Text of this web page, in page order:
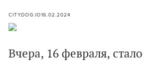
CITYDOG.IO16.02.2024
Вчера, 16 февраля,